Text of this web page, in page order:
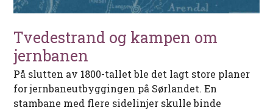
Tvedestrand og kampen om
jernbanen
På slutten av 1800-tallet ble det lagt store planer
for jernbaneutbyggingen på Sørlandet. En
stambane med flere sidelinjer skulle binde